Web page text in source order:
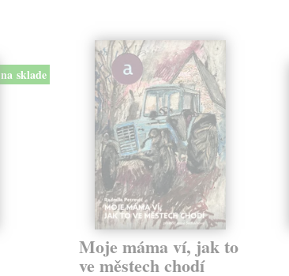
na sklade
Moje máma ví, jak to
ve městech chodí